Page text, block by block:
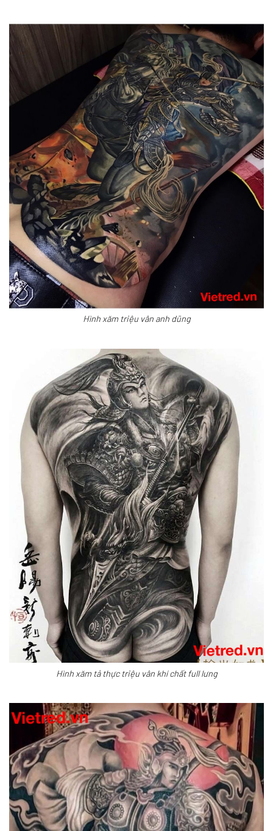
Hình xăm triệu vân anh dũng
Hình xăm tả thực triệu vân khí chất full lưng